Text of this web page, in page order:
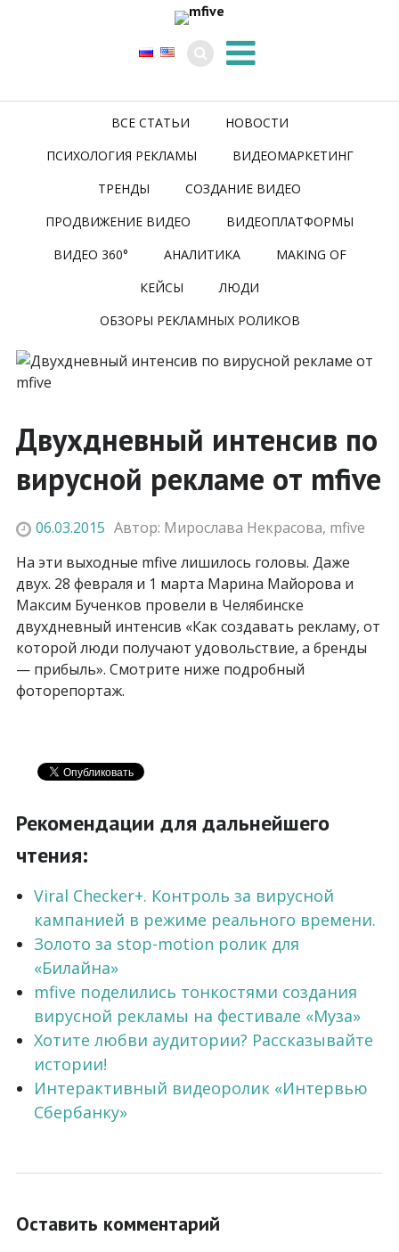
ВСЕ СТАТЬИ
НОВОСТИ
ПСИХОЛОГИЯ РЕКЛАМЫ
ВИДЕОМАРКЕТИНГ
ТРЕНДЫ
СОЗДАНИЕ ВИДЕО
ПРОДВИЖЕНИЕ ВИДЕО
ВИДЕОПЛАТФОРМЫ
ВИДЕО 360°
АНАЛИТИКА
MAKING OF
КЕЙСЫ
ЛЮДИ
ОБЗОРЫ РЕКЛАМНЫХ РОЛИКОВ
Двухдневный интенсив по
вирусной рекламе от mfive
06.03.2015 Автор: Мирослава Некрасова, mfive
На эти выходные mfive лишилось головы. Даже
двух. 28 февраля и 1 марта Марина Майорова и
Максим Бученков провели в Челябинске
двухдневный интенсив «Как создавать рекламу, от
которой люди получают удовольствие, а бренды
— прибыль». Смотрите ниже подробный
фоторепортаж.
Рекомендации для дальнейшего
чтения:
Viral Checker+. Контроль за вирусной
кампанией в режиме реального времени.
Золото за stop-motion ролик для
«Билайна»
mfive поделились тонкостями создания
вирусной рекламы на фестивале «Муза»
Хотите любви аудитории? Рассказывайте
истории!
Интерактивный видеоролик «Интервью
Сбербанку»
Оставить комментарий